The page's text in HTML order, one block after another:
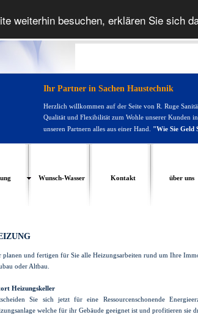
weiterhin besuchen, erklären Sie sich
Ihr Partner in Sachen Haustechnik
Herzlich willkommen auf der Seite von R. Ruge
Qualität und Flexibilität zum Wohle unserer Kunden
unseren Partnern alles aus einer Hand. "Wie Sie Geld
Wunsch-Wasser Kontakt über uns
planen und fertigen für Sie alle Heizungsarbeiten rund um Ihre
oder Altbau.
Heizungskeller
Sie sich jetzt für eine Ressourcenschonende
welche für ihr Gebäude geeignet ist und profitieren sie